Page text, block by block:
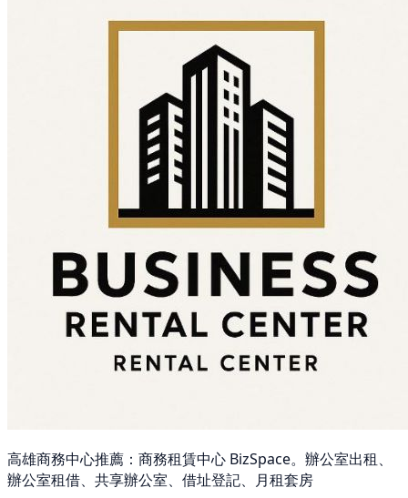
高雄商務中心推薦：商務租賃中心 BizSpace。辦公室出租、
辦公室租借、共享辦公室、借址登記、月租套房